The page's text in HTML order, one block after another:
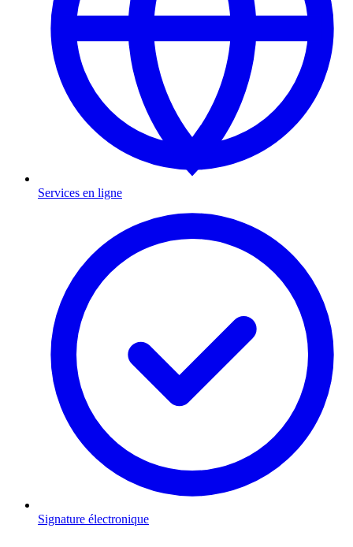
Services en ligne
Signature électronique